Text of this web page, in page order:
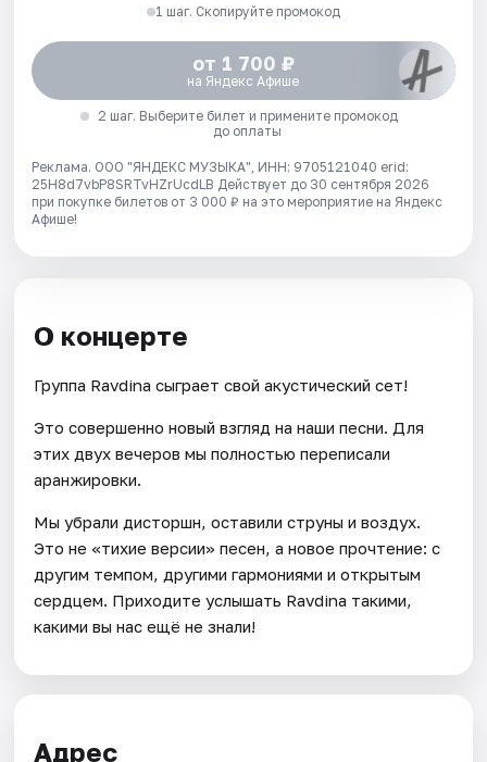
1 шаг. Скопируйте промокод
от 1 700 ₽
на Яндекс Афише
2 шаг. Выберите билет и примените промокод
до оплаты
Реклама. ООО "ЯНДЕКС МУЗЫКА", ИНН: 9705121040 erid:
25H8d7vbP8SRTvHZrUcdLB Действует до 30 сентября 2026
при покупке билетов от 3 000 ₽ на это мероприятие на Яндекс
Афише!
О концерте
Группа Ravdina сыграет свой акустический сет!
Это совершенно новый взгляд на наши песни. Для
этих двух вечеров мы полностью переписали
аранжировки.
Мы убрали дисторшн, оставили струны и воздух.
Это не «тихие версии» песен, а новое прочтение: с
другим темпом, другими гармониями и открытым
сердцем. Приходите услышать Ravdina такими,
какими вы нас ещё не знали!
Адрес